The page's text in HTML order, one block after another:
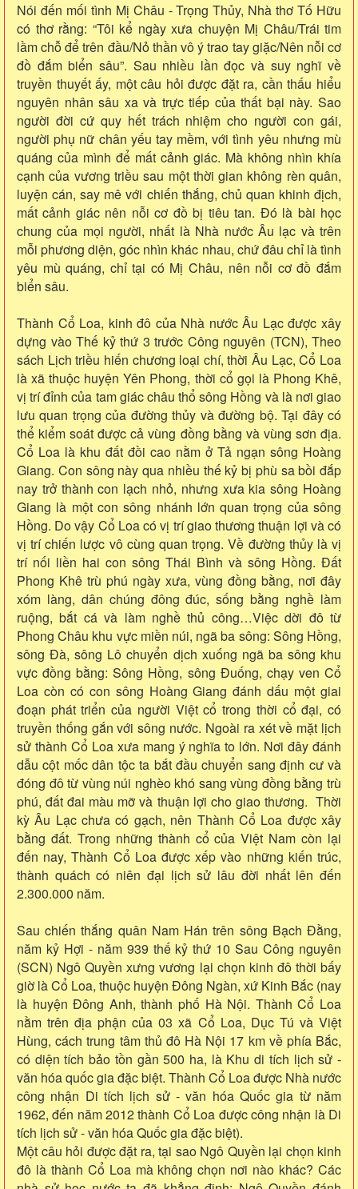
Nói đến mối tình Mị Châu - Trọng Thủy, Nhà thơ Tố Hữu
có thơ rằng: “Tôi kể ngày xưa chuyện Mị Châu/Trái tim
lầm chỗ để trên đầu/Nỏ thần vô ý trao tay giặc/Nên nỗi cơ
đồ đắm biển sâu”. Sau nhiều lần đọc và suy nghĩ về
truyền thuyết ấy, một câu hỏi được đặt ra, cần thấu hiểu
nguyên nhân sâu xa và trực tiếp của thất bại này. Sao
người đời cứ quy hết trách nhiệm cho người con gái,
người phụ nữ chân yếu tay mềm, với tình yêu nhưng mù
quáng của mình để mất cảnh giác. Mà không nhìn khía
cạnh của vương triều sau một thời gian không rèn quân,
luyện cán, say mê với chiến thắng, chủ quan khinh địch,
mất cảnh giác nên nỗi cơ đồ bị tiêu tan. Đó là bài học
chung của mọi người, nhất là Nhà nước Âu lạc và trên
mỗi phương diện, góc nhìn khác nhau, chứ đâu chỉ là tình
yêu mù quáng, chỉ tại có Mị Châu, nên nỗi cơ đồ đắm
biển sâu.
Thành Cổ Loa, kinh đô của Nhà nước Âu Lạc được xây
dựng vào Thế kỷ thứ 3 trước Công nguyên (TCN), Theo
sách Lịch triều hiến chương loại chí, thời Âu Lạc, Cổ Loa
là xã thuộc huyện Yên Phong, thời cổ gọi là Phong Khê,
vị trí đỉnh của tam giác châu thổ sông Hồng và là nơi giao
lưu quan trọng của đường thủy và đường bộ. Tại đây có
thể kiểm soát được cả vùng đồng bằng và vùng sơn địa.
Cổ Loa là khu đất đồi cao nằm ở Tả ngạn sông Hoàng
Giang. Con sông này qua nhiều thế kỷ bị phù sa bồi đắp
nay trở thành con lạch nhỏ, nhưng xưa kia sông Hoàng
Giang là một con sông nhánh lớn quan trọng của sông
Hồng. Do vậy Cổ Loa có vị trí giao thương thuận lợi và có
vị trí chiến lược vô cùng quan trọng. Về đường thủy là vị
trí nối liền hai con sông Thái Bình và sông Hồng. Đất
Phong Khê trù phú ngày xưa, vùng đồng bằng, nơi đây
xóm làng, dân chúng đông đúc, sống bằng nghề làm
ruộng, bắt cá và làm nghề thủ công…Việc dời đô từ
Phong Châu khu vực miền núi, ngã ba sông: Sông Hồng,
sông Đà, sông Lô chuyển dịch xuống ngã ba sông khu
vực đồng bằng: Sông Hồng, sông Đuống, chạy ven Cổ
Loa còn có con sông Hoàng Giang đánh dấu một giai
đoạn phát triển của người Việt cổ trong thời cổ đại, có
truyền thống gắn với sông nước. Ngoài ra xét về mặt lịch
sử thành Cổ Loa xưa mang ý nghĩa to lớn. Nơi đây đánh
dẫu cột mốc dân tộc ta bắt đầu chuyển sang định cư và
đóng đô từ vùng núi nghèo khó sang vùng đồng bằng trù
phú, đất đai màu mỡ và thuận lợi cho giao thương. Thời
kỳ Âu Lạc chưa có gạch, nên Thành Cổ Loa được xây
bằng đất. Trong những thành cổ của Việt Nam còn lại
đến nay, Thành Cổ Loa được xếp vào những kiến trúc,
thành quách có niên đại lịch sử lâu đời nhất lên đến
2.300.000 năm.
Sau chiến thắng quân Nam Hán trên sông Bạch Đằng,
năm kỷ Hợi - năm 939 thế kỷ thứ 10 Sau Công nguyên
(SCN) Ngô Quyền xưng vương lại chọn kinh đô thời bấy
giờ là Cổ Loa, thuộc huyện Đông Ngàn, xứ Kinh Bắc (nay
là huyện Đông Anh, thành phố Hà Nội. Thành Cổ Loa
nằm trên địa phận của 03 xã Cổ Loa, Dục Tú và Việt
Hùng, cách trung tâm thủ đô Hà Nội 17 km về phía Bắc,
có diện tích bảo tồn gần 500 ha, là Khu di tích lịch sử -
văn hóa quốc gia đặc biệt. Thành Cổ Loa được Nhà nước
công nhận Di tích lịch sử - văn hóa Quốc gia từ năm
1962, đến năm 2012 thành Cổ Loa được công nhận là Di
tích lịch sử - văn hóa Quốc gia đặc biệt).
Một câu hỏi được đặt ra, tại sao Ngô Quyền lại chọn kinh
đô là thành Cổ Loa mà không chọn nơi nào khác? Các